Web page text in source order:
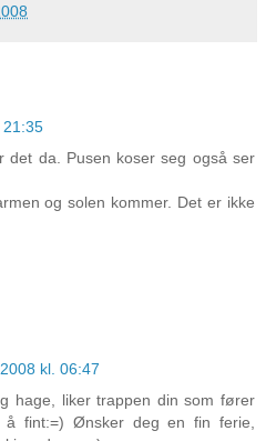
21:35
det da. Pusen koser seg også ser
og solen kommer. Det er ikke
kl. 06:47
hage, liker trappen din som fører
å fint:=) Ønsker deg en fin ferie,